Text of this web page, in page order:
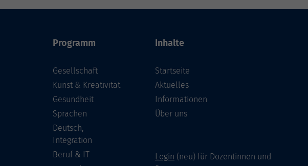
Programm
Gesellschaft
Kunst & Kreativität
Gesundheit
Sprachen
Deutsch,
Integration
Beruf & IT
Inhalte
Startseite
Aktuelles
Informationen
Über uns
Login (neu) für Dozentinnen und